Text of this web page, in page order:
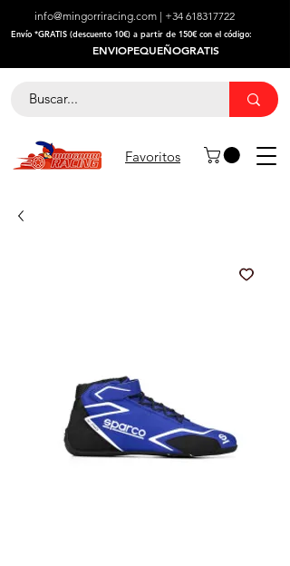
info@mingorriracing.com | +34 618317722
​Envío *GRATIS (descuento 10€) a partir de 150€ con el código:
ENVIOPEQUEÑOGRATIS
Favoritos